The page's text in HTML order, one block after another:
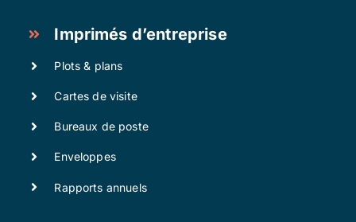
Imprimés d’entreprise
Plots & plans
Cartes de visite
Bureaux de poste
Enveloppes
Rapports annuels